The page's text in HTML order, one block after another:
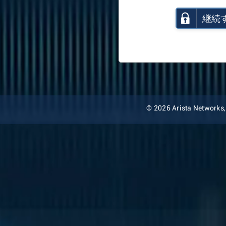
継続
© 2026 Arista